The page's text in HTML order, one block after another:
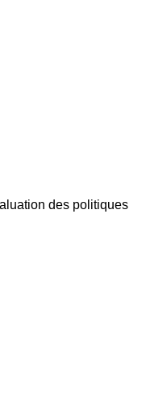
des politiques